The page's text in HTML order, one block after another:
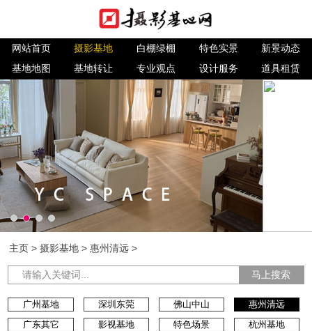
网站首页 摄影基地 白棚绿棚 特色实景
新景动态
基地地图
基地转让 专业观点 设计服务 道具租赁
主页 >摄影基地 >惠州清远 >
马上搜索
广州基地 深圳东莞 佛山中山
惠州清远
广东其它
影视基地 特色场景 杭州基地